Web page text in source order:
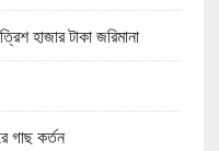
হাজার টাকা জরিমানা
গাছ কর্তন